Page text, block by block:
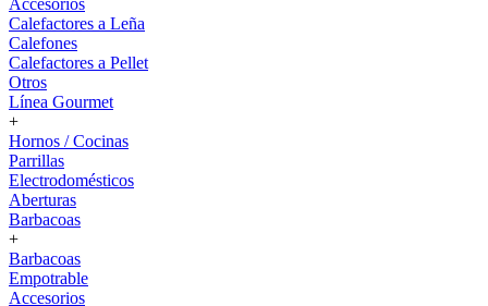
Accesorios
Calefactores a Leña
Calefones
Calefactores a Pellet
Otros
Línea Gourmet
+
Hornos / Cocinas
Parrillas
Electrodomésticos
Aberturas
Barbacoas
+
Barbacoas
Empotrable
Accesorios